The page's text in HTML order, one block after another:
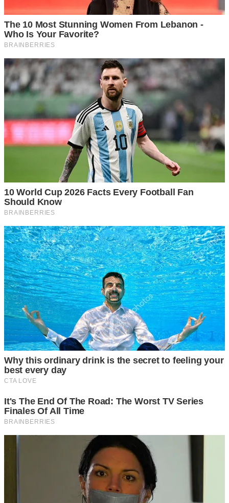
ทำได้ง่ายๆเลย โดยให้เรานำสำลีแผ่นไปชุบในน้ำนมเปรี้ยวให้
เปียก แล้วนำไปแช่ตู้เย็นทิ้งไว้ 15 นาที เมื่อครบเวลาก็นำมาแปะ
ไว้ให้ทั่วใบหน้า โดยเฉพาะบริเวณที่เป็นฝ้าจุดด่างดำ ทิ้งไว้ 15
นาที เมื่อครบเวลาก็เอาแผ่นสำลีออก แล้วล้างหน้าด้วยน้ำ
สะอาด กรดในนมเปรี้ยวจะช่วยลบเลือกจุดด่างดำบนใบหน้า ให้
ทำแบบนี้เป็นประจำ สัปดาห์บะ 3 ครั้งกำลังดี
5 ว่านหางจระเข้
ว่านหางจระเข้สดนี่แหละ บำรุงและแก้ปัญหาผิวหน้าได้ดีนักแล
โดยให้เรานำว่านหางจระเข้มาล้างให้สะอาด แล้วปอกเปลือกให้
เหลือเป็นเนื้อวุ้นใสใสด้านใน นำไปล้างเอาย า งออก แล้วนำมา
ปั่นให้ละเอียด หรือจะบดก็ได้แล้วแต่สะดวก ผสมน้ำมะนาวลงไป
1 ช้อนชา คนให้เข้ากันเอามาพอกไว้ให้ทั่วใบหน้า ทำแบบนี้วัน
ละ 2 ครั้ง เช้าและก่อนนอน วันเว้นวันภายใน 1 อาทิตย์ ก็จะ
ค่อยๆเห็นผลเรื่อยๆ ปัญหาบนใบหน้าก็จะหมดไป